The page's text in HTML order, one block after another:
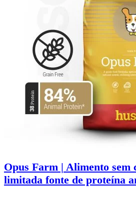
Opus Farm | Alimento sem
limitada fonte de proteína